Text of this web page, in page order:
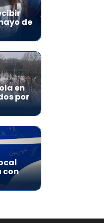
de
en
por
con